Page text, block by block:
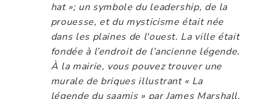
hat »; un symbole du leadership, de la
prouesse, et du mysticisme était née
dans les plaines de l'ouest. La ville était
fondée à l’endroit de l’ancienne légende.
À la mairie, vous pouvez trouver une
murale de briques illustrant « La
légende du saamis » par James Marshall.